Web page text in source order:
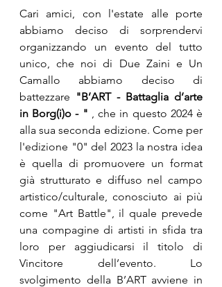
Cari amici, con l'estate alle porte
abbiamo deciso di sorprendervi
organizzando un evento del tutto
unico, che noi di Due Zaini e Un
Camallo abbiamo deciso di
battezzare "B’ART - Battaglia d’arte
in Borg(i)o - " , che in questo 2024 è
alla sua seconda edizione. Come per
l'edizione "0" del 2023 la nostra idea
è quella di promuovere un format
già strutturato e diffuso nel campo
artistico/culturale, conosciuto ai più
come "Art Battle", il quale prevede
una compagine di artisti in sfida tra
loro per aggiudicarsi il titolo di
Vincitore dell’evento. Lo
svolgimento della B’ART avviene in